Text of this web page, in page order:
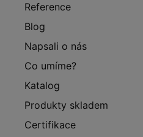
Reference
Blog
Napsali o nás
Co umíme?
Katalog
Produkty skladem
Certifikace